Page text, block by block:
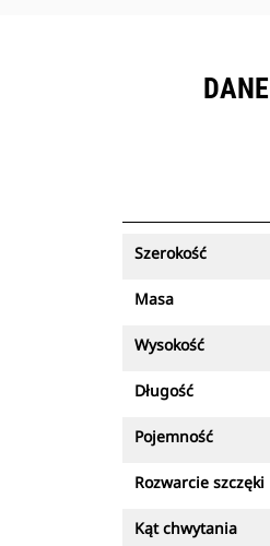
Szerokość
Masa
Wysokość
Długość
Pojemność
Rozwarcie szczęki
Kąt chwytania